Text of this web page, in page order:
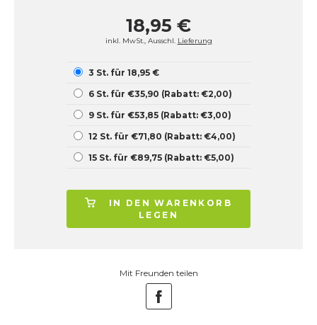
18,95 €
inkl. MwSt., Ausschl. Lieferung
3 St. für 18,95 €
6 St. für €35,90 (Rabatt: €2,00)
9 St. für €53,85 (Rabatt: €3,00)
12 St. für €71,80 (Rabatt: €4,00)
15 St. für €89,75 (Rabatt: €5,00)
IN DEN WARENKORB
LEGEN
Mit Freunden teilen